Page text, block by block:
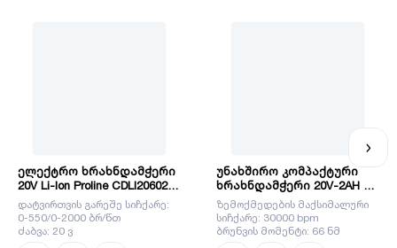
ელექტრო ხრახნდამჭერი
20V Li-Ion Proline CDLI206021
INGCO
დატვირთვის გარეშე სიჩქარე:
0-550/0-2000 ბრ/წთ
ძაბვა: 20 ვ
უნახშირო კომპაქტური
ხრახნდამჭერი 20V-2AH Li-
Ion (CIDLI20668) INGCO
ზემოქმედების მაქსიმალური
სიჩქარე: 30000 bpm
ბრუნვის მომენტი: 66 ნმ